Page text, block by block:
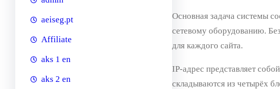
aeiseg.pt
Affiliate
aks 1 en
aks 2 en
Основная задача системы
сетевому оборудованию.
для каждого сайта.
IP-адрес представляет
складываются из четырёх